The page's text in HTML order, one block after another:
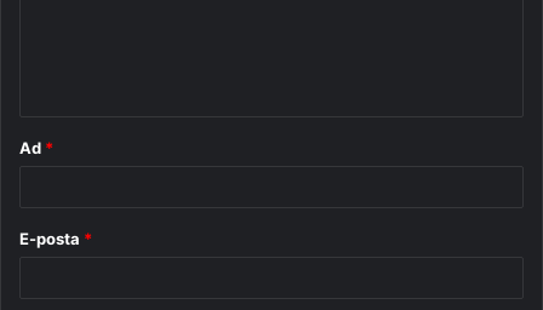
Ad *
E-posta *